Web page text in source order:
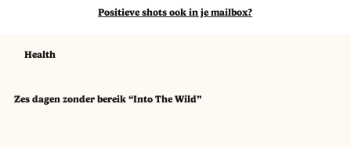
Positieve shots ook in je mailbox?
Health
Zes dagen zonder bereik “Into The Wild”